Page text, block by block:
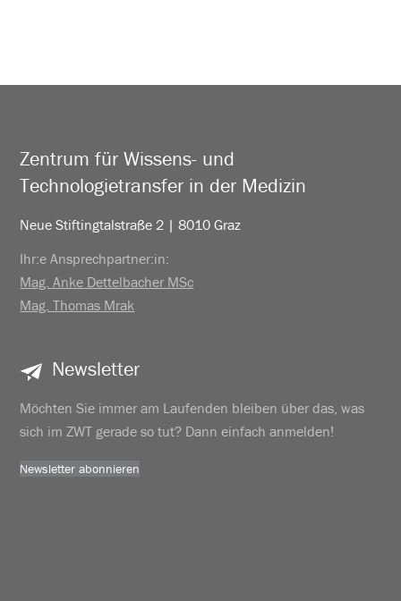
Zentrum für Wissens- und
Technologietransfer in der Medizin
Neue Stiftingtalstraße 2 | 8010 Graz
Ihr:e Ansprechpartner:in:
Mag. Anke Dettelbacher MSc
Mag. Thomas Mrak
Newsletter
Möchten Sie immer am Laufenden bleiben über das, was
sich im ZWT gerade so tut? Dann einfach anmelden!
Newsletter abonnieren